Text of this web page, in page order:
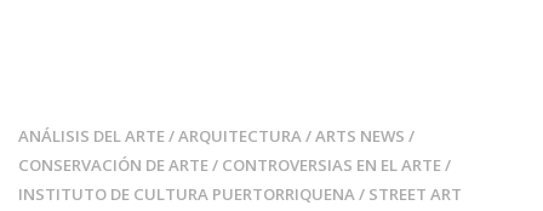
ANÁLISIS DEL ARTE/ARQUITECTURA/ARTS NEWS /
CONSERVACIÓN DE ARTE/ CONTROVERSIAS EN EL ARTE/
INSTITUTO DE CULTURA PUERTORRIQUENA/ STREET ART